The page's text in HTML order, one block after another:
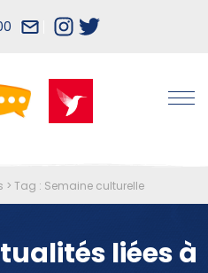
> Tag : Semaine culturelle
liées à